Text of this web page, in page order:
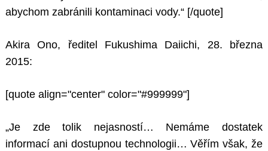
abychom zabránili kontaminaci vody.“ [/quote]
Akira Ono, ředitel Fukushima Daiichi, 28. března
2015:
[quote align="center" color="#999999"]
„Je zde tolik nejasností… Nemáme dostatek
informací ani dostupnou technologii… Věřím však, že